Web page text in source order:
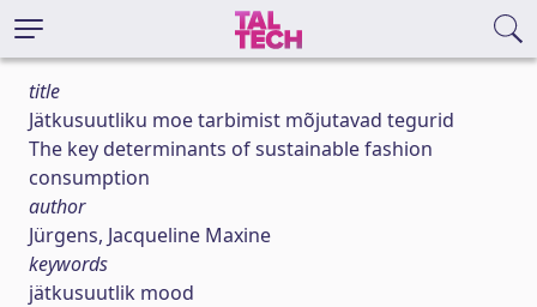
title
Jätkusuutliku moe tarbimist mõjutavad tegurid
The key determinants of sustainable fashion
consumption
author
Jürgens, Jacqueline Maxine
keywords
jätkusuutlik mood